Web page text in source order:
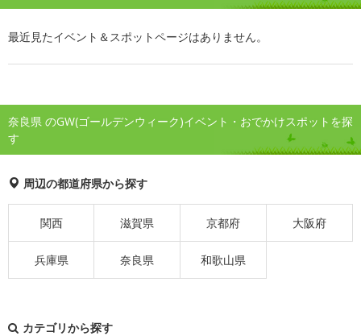
最近見たイベント＆スポットページはありません。
奈良県 のGW(ゴールデンウィーク)イベント・おでかけスポットを探
す
周辺の都道府県から探す
関西 滋賀県 京都府 大阪府
兵庫県 奈良県 和歌山県
カテゴリから探す